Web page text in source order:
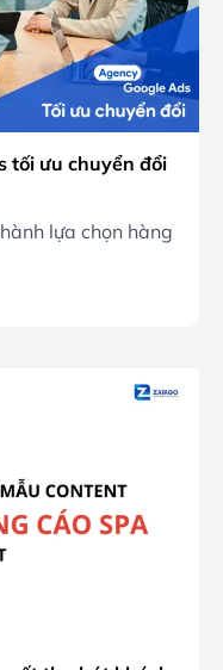
tối ưu chuyển đổi
lựa chọn hàng